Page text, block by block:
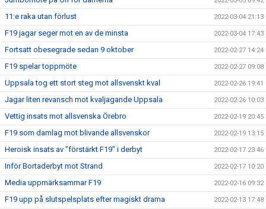
11:e raka utan förlust 2022-03-04 21:13
F19 jagar seger mot en av de minsta 2022-03-04 17:43
Fortsatt obesegrade sedan 9 oktober 2022-02-27 14:24
F19 spelar toppmöte 2022-02-27 09:08
Uppsala tog ett stort steg mot allsvenskt kval 2022-02-26 19:41
Jagar liten revansch mot kvaljagande Uppsala 2022-02-26 10:03
Vettig insats mot allsvenska Örebro 2022-02-19 20:45
F19 som damlag mot blivande allsvenskor 2022-02-19 13:15
Heroisk insats av "förstärkt F19" i derbyt 2022-02-17 23:46
Inför Bortaderbyt mot Strand 2022-02-17 10:20
Media uppmärksammar F19 2022-02-16 09:32
F19 upp på slutspelsplats efter magiskt drama 2022-02-13 17:48